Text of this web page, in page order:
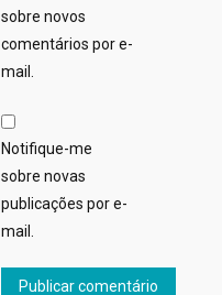
sobre novos
comentários por e-
mail.
Notifique-me
sobre novas
publicações por e-
mail.